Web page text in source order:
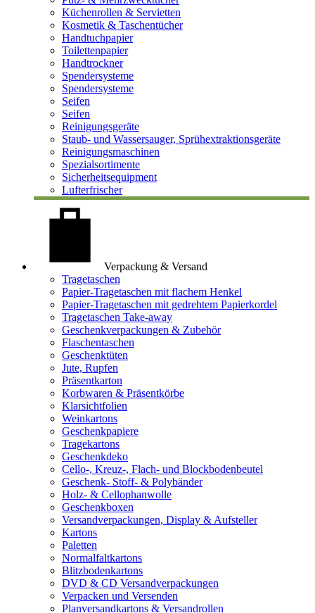
Küchenrollen & Servietten
Kosmetik & Taschentücher
Handtuchpapier
Toilettenpapier
Handtrockner
Spendersysteme
Spendersysteme
Seifen
Seifen
Reinigungsgeräte
Staub- und Wassersauger, Sprühextraktionsgeräte
Reinigungsmaschinen
Spezialsortimente
Sicherheitsequipment
Lufterfrischer
Verpackung & Versand
Tragetaschen
Papier-Tragetaschen mit flachem Henkel
Papier-Tragetaschen mit gedrehtem Papierkordel
Tragetaschen Take-away
Geschenkverpackungen & Zubehör
Flaschentaschen
Geschenktüten
Jute, Rupfen
Präsentkarton
Korbwaren & Präsentkörbe
Klarsichtfolien
Weinkartons
Geschenkpapiere
Tragekartons
Geschenkdeko
Cello-, Kreuz-, Flach- und Blockbodenbeutel
Geschenk- Stoff- & Polybänder
Holz- & Cellophanwolle
Geschenkboxen
Versandverpackungen, Display & Aufsteller
Kartons
Paletten
Normalfaltkartons
Blitzbodenkartons
DVD & CD Versandverpackungen
Verpacken und Versenden
Planversandkartons & Versandrollen